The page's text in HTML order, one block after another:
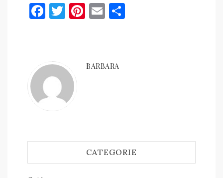
Facebook
Twitter
Pinterest
Email
BARBARA
CATEGORIE